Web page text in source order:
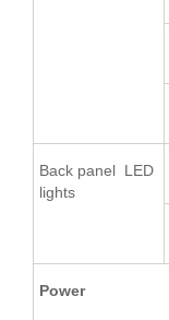
Back panel LED
lights
Power